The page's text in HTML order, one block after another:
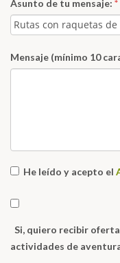
Asunto de tu mensaje: *
Mensaje (mínimo 10
He leído y acepto el
Si, quiero recibir
actividades de